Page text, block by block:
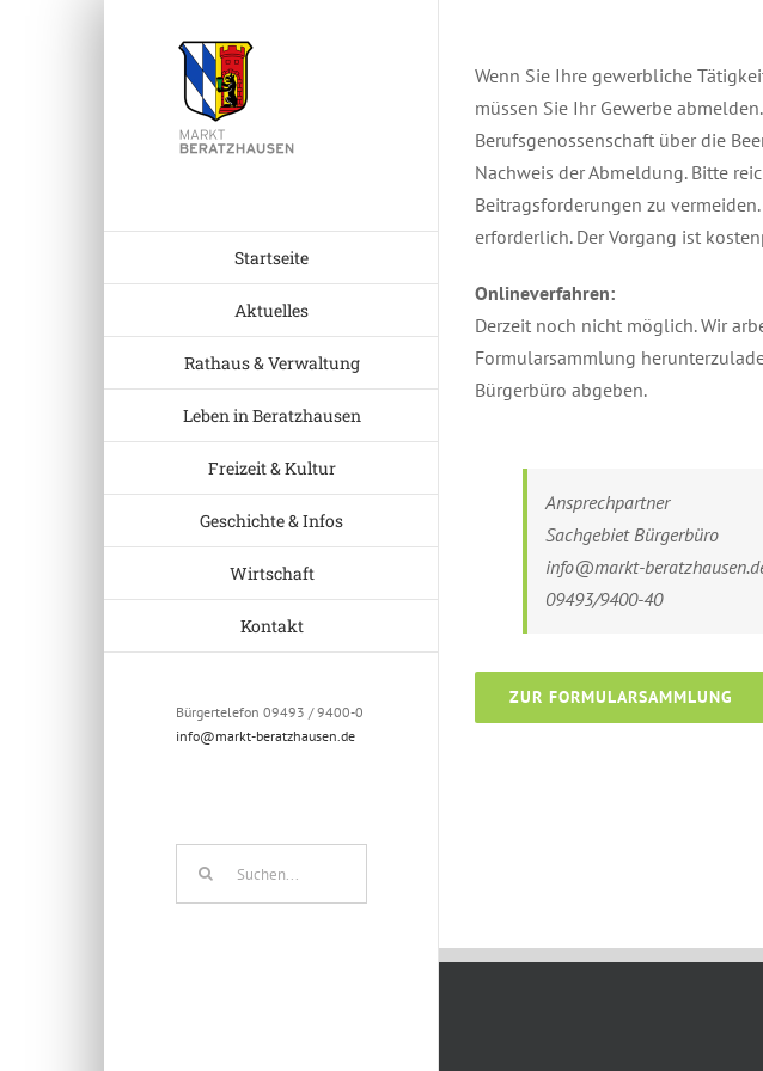
Startseite
Aktuelles
Rathaus & Verwaltung
Leben in Beratzhausen
Freizeit & Kultur
Geschichte & Infos
Wirtschaft
Kontakt
Bürgertelefon 09493 / 9400-0
info@markt-beratzhausen.de
Wenn Sie Ihre gewerbliche
müssen Sie Ihr Gewerbe
Berufsgenossenschaft über die
Nachweis der Abmeldung. Bitte
Beitragsforderungen zu
erforderlich. Der Vorgang ist
Onlineverfahren:
Derzeit noch nicht möglich. Wir
Formularsammlung
Bürgerbüro abgeben.
Ansprechpartner
Sachgebiet Bürgerbüro
info@markt-
09493/9400-40
ZUR FORMULARSAMMLUNG